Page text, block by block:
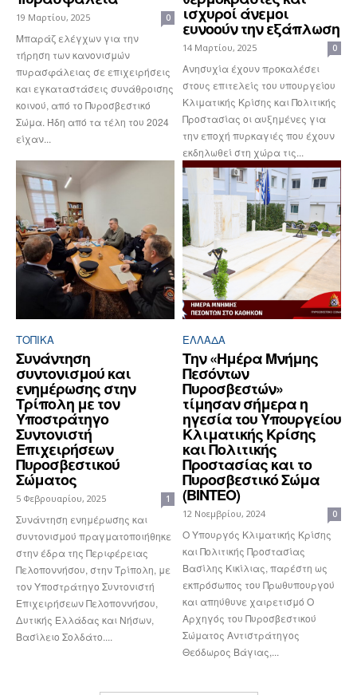
19 Μαρτίου, 2025 0
Μπαράζ ελέγχων για την
τήρηση των κανονισμών
πυρασφάλειας σε επιχειρήσεις
και εγκαταστάσεις συνάθροισης
κοινού, από το Πυροσβεστικό
Σώμα. Ήδη από τα τέλη του 2024
είχαν...
ισχυροί άνεμοι
ευνοούν την εξάπλωση
14 Μαρτίου, 2025 0
Ανησυχία έχουν προκαλέσει
στους επιτελείς του υπουργείου
Κλιματικής Κρίσης και Πολιτικής
Προστασίας οι αυξημένες για
την εποχή πυρκαγιές που έχουν
εκδηλωθεί στη χώρα τις...
ΤΟΠΙΚΑ
Συνάντηση
συντονισμού και
ενημέρωσης στην
Τρίπολη με τον
Υποστράτηγο
Συντονιστή
Επιχειρήσεων
Πυροσβεστικού
Σώματος
5 Φεβρουαρίου, 2025 1
Συνάντηση ενημέρωσης και
συντονισμού πραγματοποιήθηκε
στην έδρα της Περιφέρειας
Πελοποννήσου, στην Τρίπολη, με
τον Υποστράτηγο Συντονιστή
Επιχειρήσεων Πελοποννήσου,
Δυτικής Ελλάδας και Νήσων,
Βασίλειο Σολδάτο....
ΕΛΛΆΔΑ
Την «Ημέρα Μνήμης
Πεσόντων
Πυροσβεστών»
τίμησαν σήμερα η
ηγεσία του Υπουργείου
Κλιματικής Κρίσης
και Πολιτικής
Προστασίας και το
Πυροσβεστικό Σώμα
(ΒΙΝΤΕΟ)
12 Νοεμβρίου, 2024 0
Ο Υπουργός Κλιματικής Κρίσης
και Πολιτικής Προστασίας
Βασίλης Κικίλιας, παρέστη ως
εκπρόσωπος του Πρωθυπουργού
και απηύθυνε χαιρετισμό Ο
Αρχηγός του Πυροσβεστικού
Σώματος Αντιστράτηγος
Θεόδωρος Βάγιας,...